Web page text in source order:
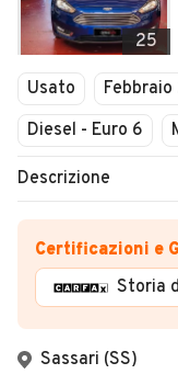
25
Usato Febbraio
Diesel - Euro 6
Descrizione
Certificazioni e
Storia
Sassari (SS)